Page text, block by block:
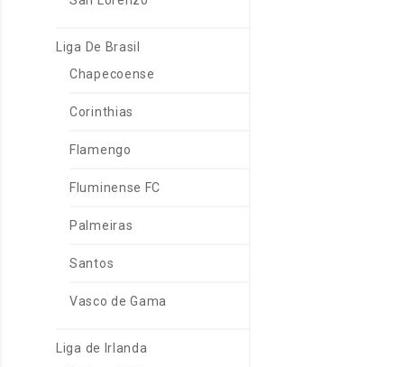
Liga De Brasil
Chapecoense
Corinthias
Flamengo
Fluminense FC
Palmeiras
Santos
Vasco de Gama
Liga de Irlanda